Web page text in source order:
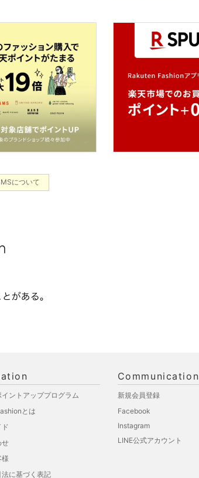
について
ントアッププログラム
とは
ド
せ
に基づく表記
Communication
新規会員登録
Facebook
Instagram
LINE公式アカウント